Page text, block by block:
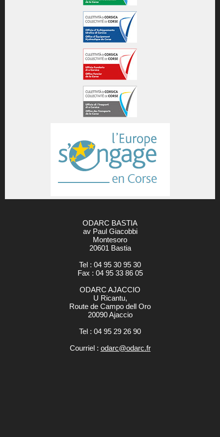
ODARC BASTIA
av Paul Giacobbi
Montesoro
20601 Bastia
Tel : 04 95 30 95 30
Fax : 04 95 33 86 05
ODARC AJACCIO
U Ricantu,
Route de Campo dell Oro
20090 Ajaccio
Tel : 04 95 29 26 90
Courriel : odarc@odarc.fr